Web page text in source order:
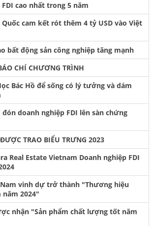
cao nhất trong 5 năm
Quốc cam kết rót thêm 4 tỷ USD vào Việt
bất động sản công nghiệp tăng mạnh
CHÍ CHƯƠNG TRÌNH
Bác Hồ để sống có lý tưởng và dám
doanh nghiệp FDI lên sàn chứng
TRAO BIỂU TRƯNG 2023
Real Estate Vietnam Doanh nghiệp FDI
Nam vinh dự trở thành "Thương hiệu
năm 2024"
nhận "Sản phẩm chất lượng tốt năm